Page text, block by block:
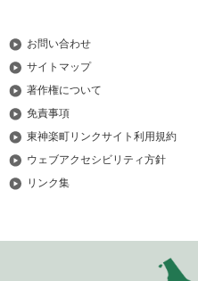
お問い合わせ
サイトマップ
著作権について
免責事項
東神楽町リンクサイト利用規約
ウェブアクセシビリティ方針
リンク集